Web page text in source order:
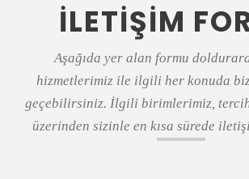
İLETİŞİM
Aşağıda yer alan formu
hizmetlerimiz ile ilgili her konuda
geçebilirsiniz. İlgili birimlerimiz,
üzerinden sizinle en kısa sürede